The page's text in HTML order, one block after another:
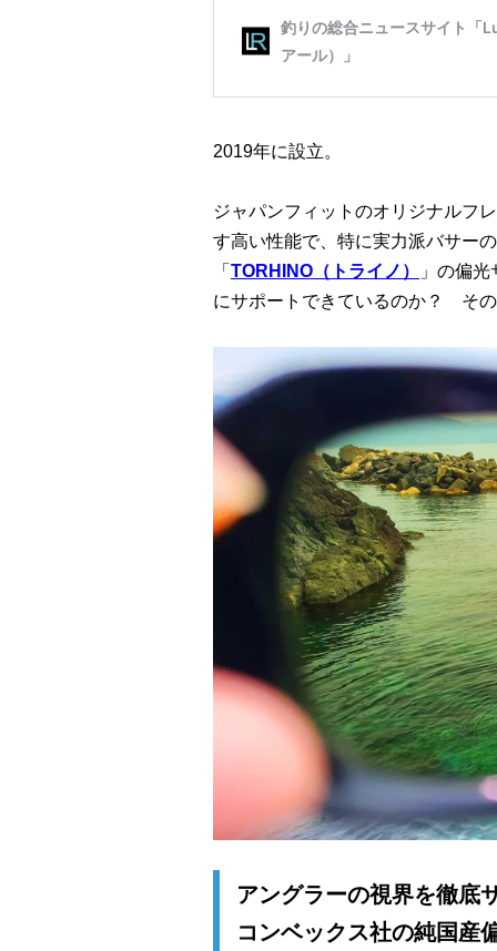
2019年に設立。
ジャパンフィットのオリジナルフ
す高い性能で、特に実力派バサー
「 TORHINO（トライノ）
」の偏
にサポートできているのか？ その
アングラーの視界を徹底
コンベックス社の純国産